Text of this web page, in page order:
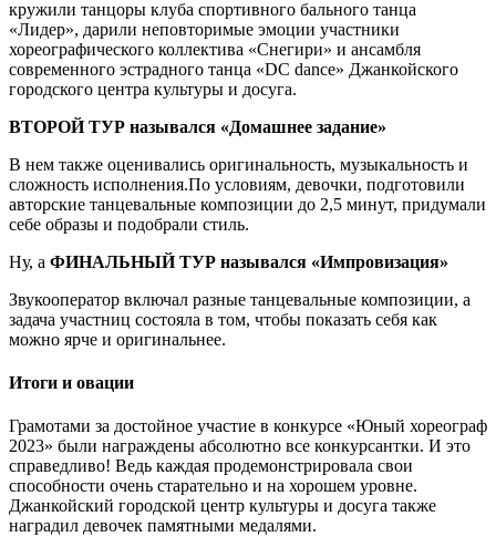
кружили танцоры клуба спортивного бального танца
«Лидер», дарили неповторимые эмоции участники
хореографического коллектива «Снегири» и ансамбля
современного эстрадного танца «DC dance» Джанкойского
городского центра культуры и досуга.
ВТОРОЙ ТУР назывался «Домашнее задание»
В нем также оценивались оригинальность, музыкальность и
сложность исполнения.По условиям, девочки, подготовили
авторские танцевальные композиции до 2,5 минут, придумали
себе образы и подобрали стиль.
Ну, а ФИНАЛЬНЫЙ ТУР назывался «Импровизация»
Звукооператор включал разные танцевальные композиции, а
задача участниц состояла в том, чтобы показать себя как
можно ярче и оригинальнее.
Итоги и овации
Грамотами за достойное участие в конкурсе «Юный хореограф
2023» были награждены абсолютно все конкурсантки. И это
справедливо! Ведь каждая продемонстрировала свои
способности очень старательно и на хорошем уровне.
Джанкойский городской центр культуры и досуга также
наградил девочек памятными медалями.